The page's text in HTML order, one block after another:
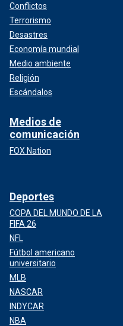
Conflictos
Terrorismo
Desastres
Economía mundial
Medio ambiente
Religión
Escándalos
Medios de
comunicación
FOX Nation
Deportes
COPA DEL MUNDO DE LA
FIFA 26
NFL
Fútbol americano
universitario
MLB
NASCAR
INDYCAR
NBA